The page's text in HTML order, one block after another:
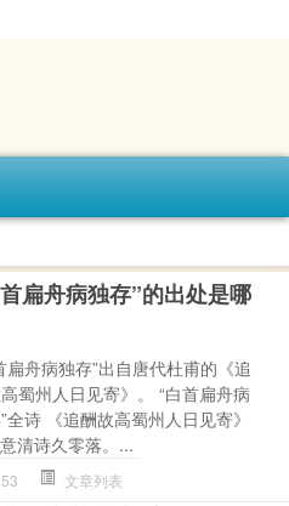
扁舟病独存”的出处是哪
扁舟病独存”出自唐代杜甫的《追
蜀州人日见寄》。 “白首扁舟病
全诗 《追酬故高蜀州人日见寄》
清诗久零落。...
文章列表